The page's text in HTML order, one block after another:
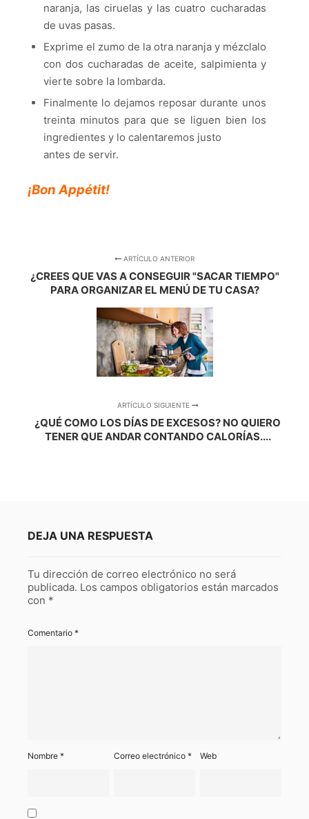
naranja, las ciruelas y las cuatro cucharadas
de uvas pasas.
Exprime el zumo de la otra naranja y mézclalo
con dos cucharadas de aceite, salpimienta y
vierte sobre la lombarda.
Finalmente lo dejamos reposar durante unos
treinta minutos para que se liguen bien los
ingredientes y lo calentaremos justo
antes de servir.
¡Bon Appétit!
ARTÍCULO ANTERIOR
¿CREES QUE VAS A CONSEGUIR "SACAR TIEMPO"
PARA ORGANIZAR EL MENÚ DE TU CASA?
ARTÍCULO SIGUIENTE
¿QUÉ COMO LOS DÍAS DE EXCESOS? NO QUIERO
TENER QUE ANDAR CONTANDO CALORÍAS....
DEJA UNA RESPUESTA
Tu dirección de correo electrónico no será
publicada. Los campos obligatorios están marcados
con *
Comentario *
Nombre * Correo electrónico* Web